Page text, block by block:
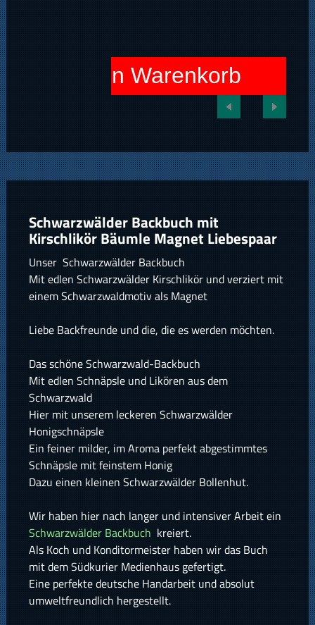
In den Warenkorb
Schwarzwälder Backbuch mit
Kirschlikör Bäumle Magnet Liebespaar
Unser Schwarzwälder Backbuch
Mit edlen Schwarzwälder Kirschlikör und verziert mit
einem Schwarzwaldmotiv als Magnet
Liebe Backfreunde und die, die es werden möchten.
Das schöne Schwarzwald-Backbuch
Mit edlen Schnäpsle und Likören aus dem
Schwarzwald
Hier mit unserem leckeren Schwarzwälder
Honigschnäpsle
Ein feiner milder, im Aroma perfekt abgestimmtes
Schnäpsle mit feinstem Honig
Dazu einen kleinen Schwarzwälder Bollenhut.
Wir haben hier nach langer und intensiver Arbeit ein
Schwarzwälder Backbuch kreiert.
Als Koch und Konditormeister haben wir das Buch
mit dem Südkurier Medienhaus gefertigt.
Eine perfekte deutsche Handarbeit und absolut
umweltfreundlich hergestellt.